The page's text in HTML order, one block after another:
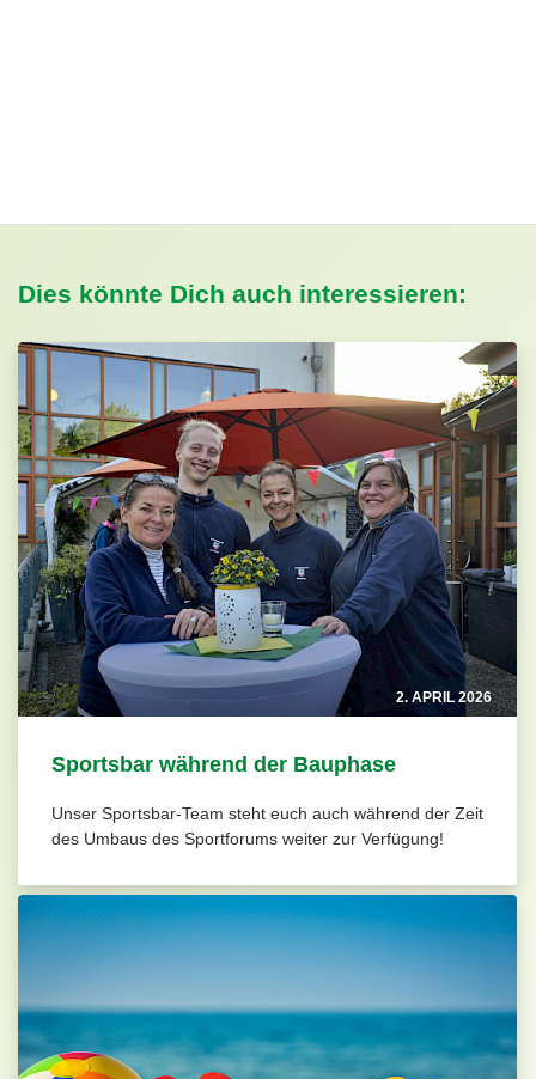
Dies könnte Dich auch interessieren:
2. APRIL 2026
Sportsbar während der Bauphase
Unser Sportsbar-Team steht euch auch während der Zeit
des Umbaus des Sportforums weiter zur Verfügung!